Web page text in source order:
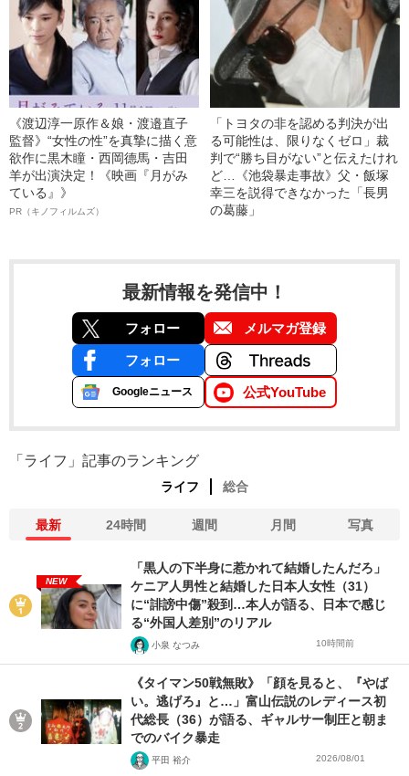
《渡辺淳一原作＆娘・渡邉直子
監督》“女性の性”を真摯に描く意
欲作に黒木瞳・西岡德馬・吉田
羊が出演決定！《映画『月がみ
ている』》
PR（キノフィルムズ）
「トヨタの非を認める判決が出
る可能性は、限りなくゼロ」裁
判で“勝ち目がない”と伝えたけれ
ど…《池袋暴走事故》父・飯塚
幸三を説得できなかった「長男
の葛藤」
最新情報を発信中！
フォロー メルマガ登録
フォロー
Googleニュース 公式YouTube
「ライフ」記事のランキング
ライフ 総合
最新 24時間 週間 月間 写真
NEW
「黒人の下半身に惹かれて結婚したんだろ」
ケニア人男性と結婚した日本人女性（31）
に“誹謗中傷”殺到…本人が語る、日本で感じ
る“外国人差別”のリアル
小泉 なつみ 10時間前
《タイマン50戦無敗》「顔を見ると、『やば
い。逃げろ』と…」富山伝説のレディース初
代総長（36）が語る、ギャルサー制圧と朝ま
でのバイク暴走
平田 裕介 2026/08/01